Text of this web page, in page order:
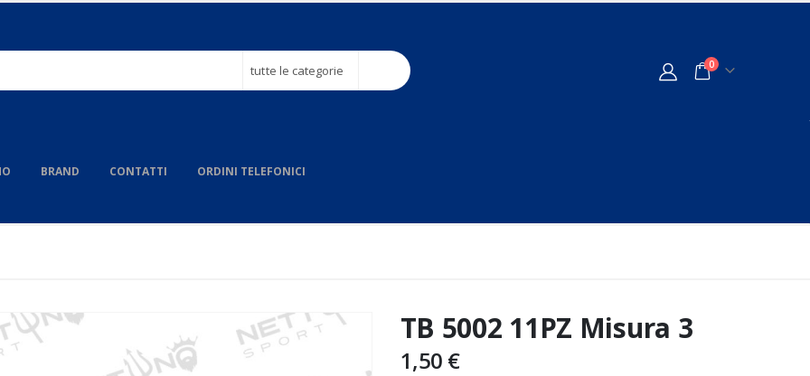
tutte le categorie 0
BRAND CONTATTI ORDINI TELEFONICI
TB 5002 11PZ Misura 3
1,50 €